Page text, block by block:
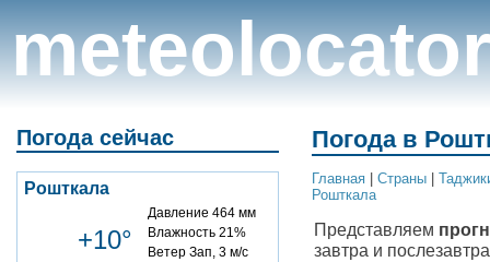
meteolocator
Погода сейчас
Рошткала
+10°
Давление 464 мм
Влажность 21%
Ветер Зап, 3 м/с
Погода в
Главная Cтраны
Рошткала
Представляем
завтра и